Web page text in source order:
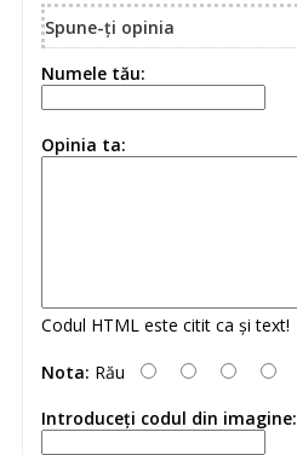
Spune-ţi opinia
Numele tău:
Opinia ta:
Codul HTML este citit ca şi text!
Nota: Rău
Introduceţi codul din imagine: